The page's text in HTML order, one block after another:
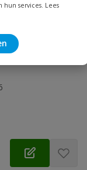
hun services. Lees